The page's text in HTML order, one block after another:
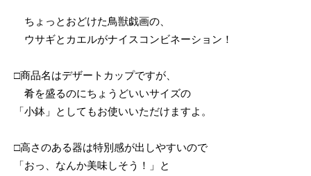
ちょっとおどけた鳥獣戯画の、
ウサギとカエルがナイスコンビネーション！
□商品名はデザートカップですが、
肴を盛るのにちょうどいいサイズの
「小鉢」としてもお使いいただけますよ。
□高さのある器は特別感が出しやすいので
「おっ、なんか美味しそう！」と